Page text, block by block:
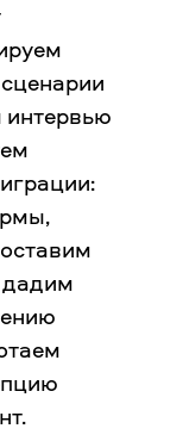
интервью
дадим